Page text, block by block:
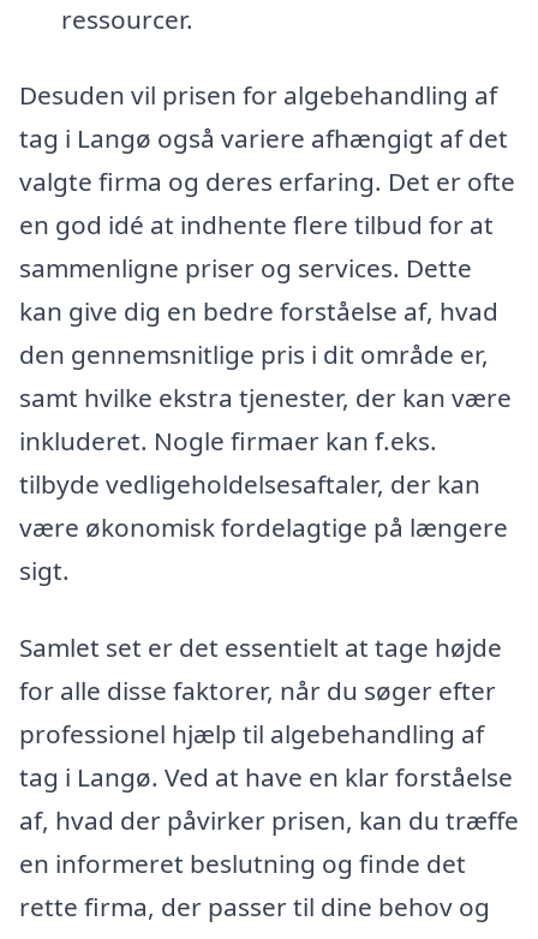
ressourcer.
Desuden vil prisen for algebehandling af
tag i Langø også variere afhængigt af det
valgte firma og deres erfaring. Det er ofte
en god idé at indhente flere tilbud for at
sammenligne priser og services. Dette
kan give dig en bedre forståelse af, hvad
den gennemsnitlige pris i dit område er,
samt hvilke ekstra tjenester, der kan være
inkluderet. Nogle firmaer kan f.eks.
tilbyde vedligeholdelsesaftaler, der kan
være økonomisk fordelagtige på længere
sigt.
Samlet set er det essentielt at tage højde
for alle disse faktorer, når du søger efter
professionel hjælp til algebehandling af
tag i Langø. Ved at have en klar forståelse
af, hvad der påvirker prisen, kan du træffe
en informeret beslutning og finde det
rette firma, der passer til dine behov og